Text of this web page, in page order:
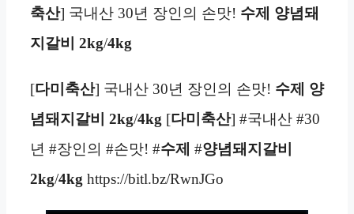
축산] 국내산 30년 장인의 손맛! 수제 양념돼
지갈비 2kg/4kg
[다미축산] 국내산 30년 장인의 손맛! 수제 양
념돼지갈비 2kg/4kg [다미축산] #국내산 #30
년 #장인의 #손맛! #수제 #양념돼지갈비
2kg/4kg https://bitl.bz/RwnJGo